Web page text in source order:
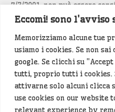
Eccomi! sono l'avviso
Memorizziamo alcune tue
usiamo i cookies. Se non sai
google. Se clicchi su
tutti, proprio tutti i cookies.
attivarne solo alcuni clicca
use cookies on our website
relevant experience by
7/3/2001, non può essere
editoriale.
Siamo attenti a non violare
d’immagine. Se un
richiederne la rimozione
messaggio).
Alcuni articoli sono generati